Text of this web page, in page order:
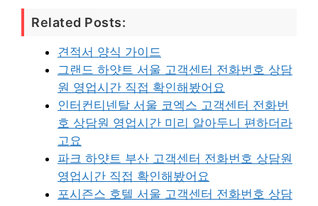
Related Posts:
견적서 양식 가이드
그랜드 하얏트 서울 고객센터 전화번호 상담
원 영업시간 직접 확인해봤어요
인터컨티넨탈 서울 코엑스 고객센터 전화번
호 상담원 영업시간 미리 알아두니 편하더라
고요
파크 하얏트 부산 고객센터 전화번호 상담원
영업시간 직접 확인해봤어요
포시즌스 호텔 서울 고객센터 전화번호 상담